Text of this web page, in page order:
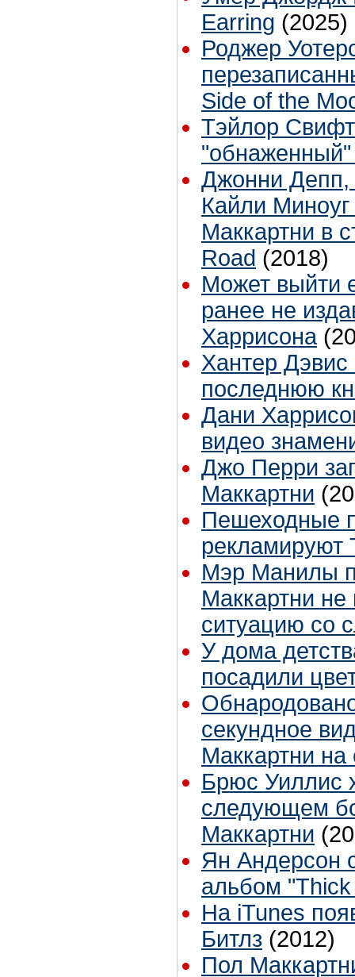
Earring (2025)
Роджер
Side of the
Тэйлор
Джонни
Кайли Миноуг
Маккартни в
Road (2018)
Может выйти
ранее не
Харрисона
Хантер
последнюю
Дани
видео
Джо Перри
Маккартни
Пешеходные
рекламируют
Мэр Манилы
Маккартни
ситуацию со
У дома
посадили
секундное
Маккартни на
Брюс Уиллис
следующем
Маккартни
Ян Андерсон
альбом "Thick
На iTunes
Битлз (2012)
Пол